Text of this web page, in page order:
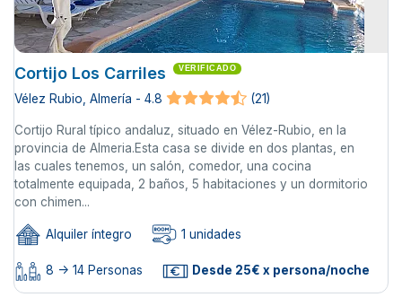
Cortijo Los Carriles VERIFICADO
Vélez Rubio, Almería - 4.8 (21)
Cortijo Rural típico andaluz, situado en Vélez-Rubio, en la
provincia de Almeria.Esta casa se divide en dos plantas, en
las cuales tenemos, un salón, comedor, una cocina
totalmente equipada, 2 baños, 5 habitaciones y un dormitorio
con chimen...
Alquiler íntegro 1 unidades
8 -> 14 Personas Desde 25€ x persona/noche